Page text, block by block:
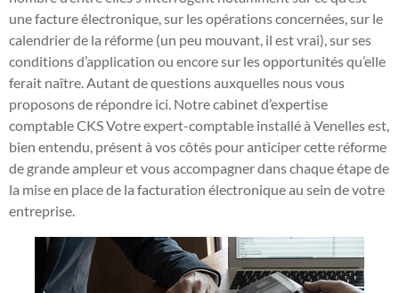
une facture électronique, sur les opérations concernées, sur le
calendrier de la réforme (un peu mouvant, il est vrai), sur ses
conditions d’application ou encore sur les opportunités qu’elle
ferait naître. Autant de questions auxquelles nous vous
proposons de répondre ici. Notre cabinet d’expertise
comptable CKS Votre expert-comptable installé à Venelles est,
bien entendu, présent à vos côtés pour anticiper cette réforme
de grande ampleur et vous accompagner dans chaque étape de
la mise en place de la facturation électronique au sein de votre
entreprise.